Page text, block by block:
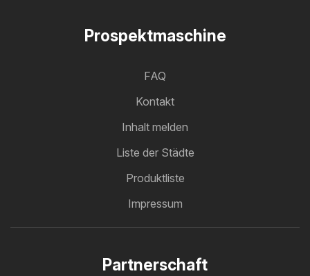
Prospektmaschine
FAQ
Kontakt
Inhalt melden
Liste der Städte
Produktliste
Impressum
Partnerschaft